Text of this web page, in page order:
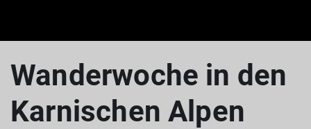
Wanderwoche in den
Karnischen Alpen